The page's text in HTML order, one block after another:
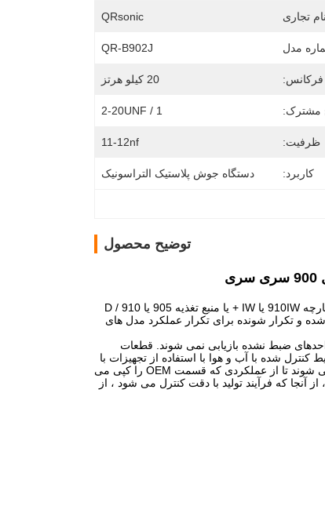
نام تجاری QRsonic
مدل QR-B902J
فرکانس: 20 کیلو هرتز
مشترک: 1 / 2-20UNF
ظرفیت: 11-12nf
کاربرد: دستگاه جوش پلاستیک التراسونیک
توضیح محصول
مبدل تعویض برای مدل Branson 902J (101-135-047) ، جهت استفاده با جوشکارهای بنچمپ یکپارچه 910IW یا IW + یا منبع تغذیه 905 یا 910 D /
و تکرار شونده برای تکرار عملکرد مدل های
قطعات
شده با آب و هوا با استفاده از تجهیزات با
دقت کالیبره شده ، مونتاژ و آزمایش می شوند ، سپس به طور صحیح پیر شده و دوباره آزمایش می شوند تا از عملکردی که قسمت OEM را کپی می
از آنجا که فرآیند تولید با دقت کنترل می شود ، از